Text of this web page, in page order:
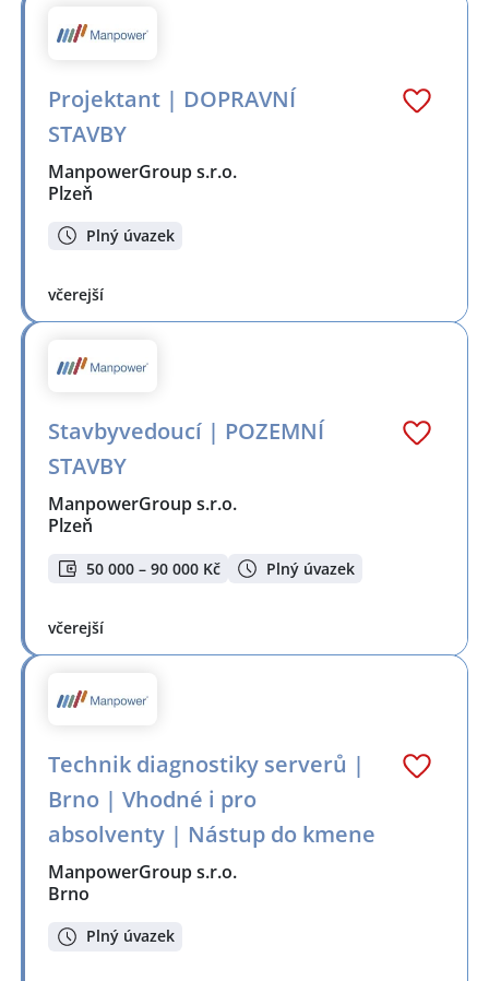
Projektant | DOPRAVNÍ
STAVBY
ManpowerGroup s.r.o.
Plzeň
Plný úvazek
včerejší
Stavbyvedoucí | POZEMNÍ
STAVBY
ManpowerGroup s.r.o.
Plzeň
50 000 – 90 000 Kč Plný úvazek
včerejší
Technik diagnostiky serverů |
Brno | Vhodné i pro
absolventy | Nástup do kmene
ManpowerGroup s.r.o.
Brno
Plný úvazek